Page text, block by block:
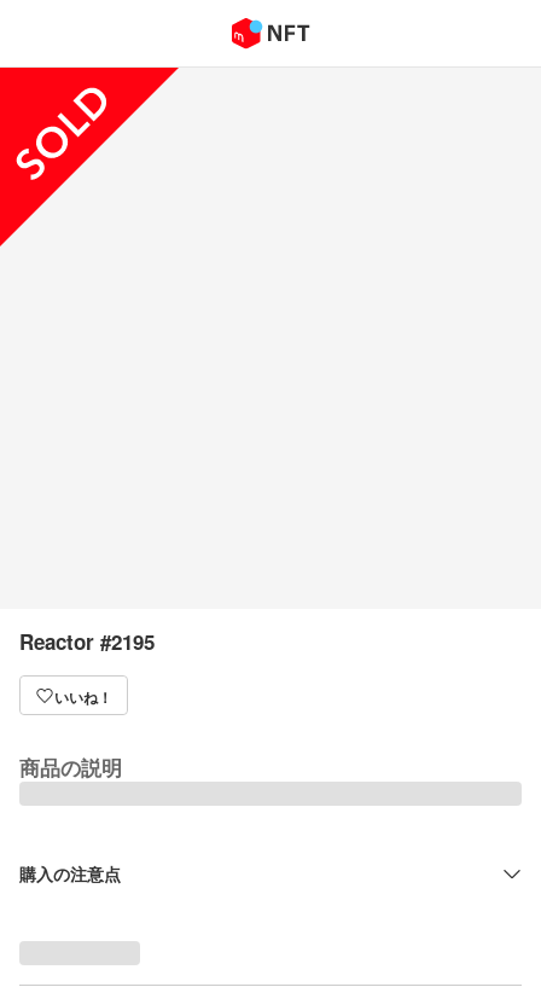
Reactor #2195
いいね！
商品の説明
購入の注意点